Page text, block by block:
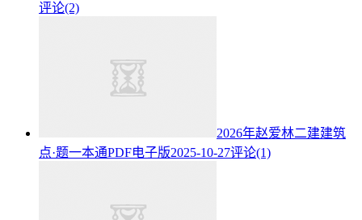
评论(2)
2026年赵爱林二建建筑
点·题一本通PDF电子版2025-10-27评论(1)